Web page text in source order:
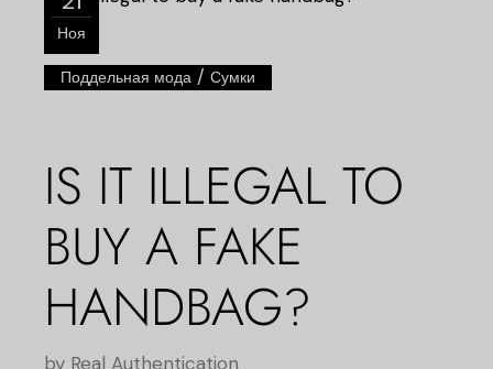
Ноя
Поддельная мода /Сумки
IS IT ILLEGAL TO
BUY A FAKE
HANDBAG?
by Real Authentication